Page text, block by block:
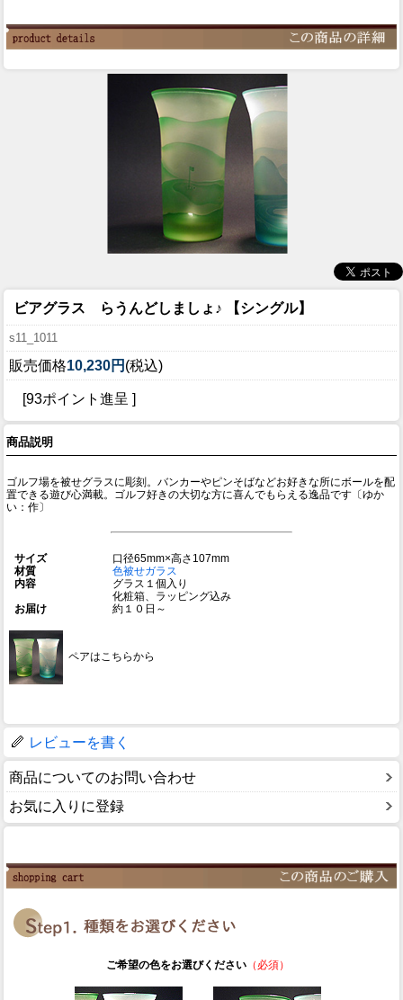
ビアグラス らうんどしましょ♪ 【シングル】
s11_1011
販売価格10,230円 (税込)
[93ポイント進呈 ]
商品説明
ゴルフ場を被せグラスに彫刻。バンカーやピンそばなどお好きな所にボールを配
置できる遊び心満載。ゴルフ好きの大切な方に喜んでもらえる逸品です〔ゆか
い：作〕
サイズ
口径65mm×高さ107mm
材質
色被せガラス
内容
グラス１個入り
化粧箱、ラッピング込み
お届け
約１０日～
ペアはこちらから
レビューを書く
商品についてのお問い合わせ
お気に入りに登録
ご希望の色をお選びください（必須）